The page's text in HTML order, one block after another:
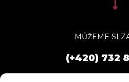
MŮŽEME SI
(+420) 732